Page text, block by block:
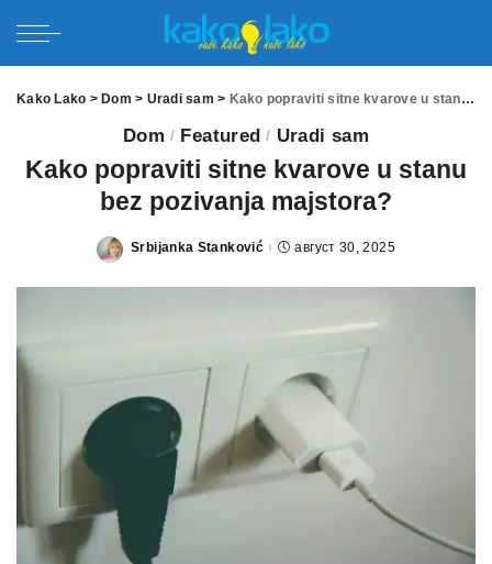
Kako Lako > Dom > Uradi sam > Kako popraviti sitne kvarove u stanu bez pozivanja majstora?
Dom Featured Uradi sam
Kako popraviti sitne kvarove u stanu
bez pozivanja majstora?
Posted
Srbijanka Stanković август 30, 2025